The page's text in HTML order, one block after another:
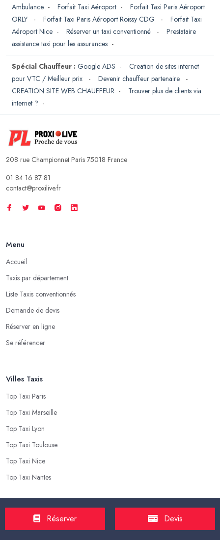
Ambulance - Forfait Taxi Aéroport - Forfait Taxi Paris Aéroport
ORLY
- Forfait Taxi Paris Aéroport Roissy CDG - Forfait Taxi
Aéroport Nice - Réserver un taxi conventionné - Prestataire
assistance taxi pour les assurances -
Spécial Chauffeur : Google ADS - Creation de sites internet
pour VTC / Meilleur prix
- Devenir chauffeur partenaire
-
CREATION SITE WEB CHAUFFEUR - Trouver plus de clients via
internet ? -
208 rue Championnet Paris 75018 France
01 84 16 87 81
contact@proxilive.fr
Menu
Accueil
Taxis par département
Liste Taxis conventionnés
Demande de devis
Réserver en ligne
Se référencer
Villes Taxis
Top Taxi Paris
Top Taxi Marseille
Top Taxi Lyon
Top Taxi Toulouse
Top Taxi Nice
Top Taxi Nantes
Top Taxis
Tarif Course Taxi
Réserver Devis